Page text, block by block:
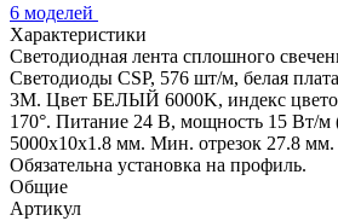
6 моделей
Характеристики
Светодиодная лента сплошного
Светодиоды CSP, 576 шт/м, белая
3M. Цвет БЕЛЫЙ 6000K, индекс
170°. Питание 24 В, мощность 15 Вт/м
5000x10x1.8 мм. Мин. отрезок 27.8 мм.
Обязательна установка на профиль.
Общие
Артикул